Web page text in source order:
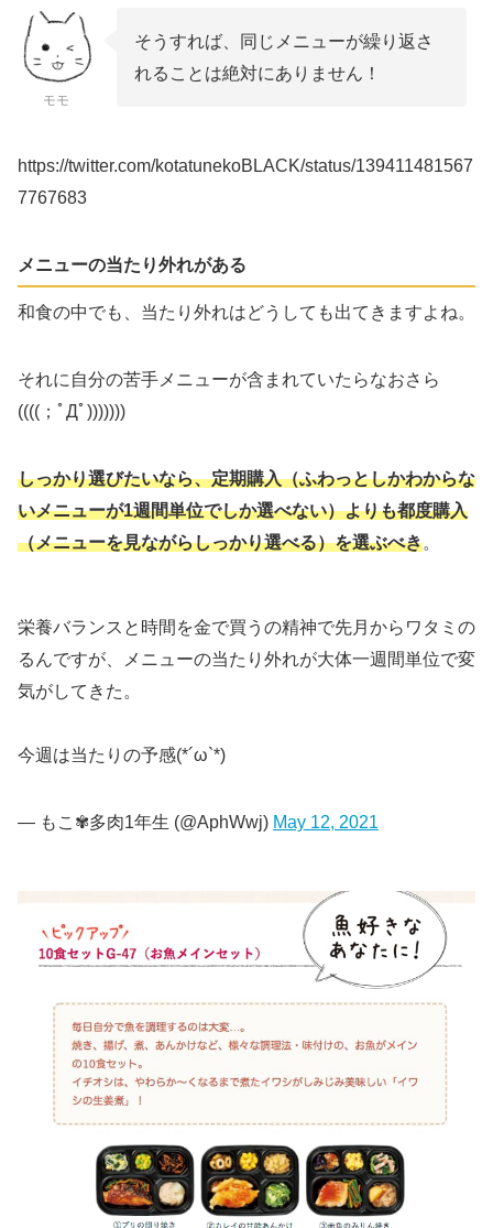
モモ
そうすれば、同じメニューが繰り返さ
れることは絶対にありません！
https://twitter.com/kotatunekoBLACK/status/139411481567
7767683
メニューの当たり外れがある
和食の中でも、当たり外れはどうしても出てきますよね。
それに自分の苦手メニューが含まれていたらなおさら
((((；ﾟДﾟ)))))))
しっかり選びたいなら、定期購入（ふわっとしかわからな
いメニューが1週間単位でしか選べない）よりも都度購入
（メニューを見ながらしっかり選べる）を選ぶべき。
栄養バランスと時間を金で買うの精神で先月からワタミの
るんですが、メニューの当たり外れが大体一週間単位で変
気がしてきた。
今週は当たりの予感(*´ω`*)
— もこ✾多肉1年生 (@AphWwj) May 12, 2021